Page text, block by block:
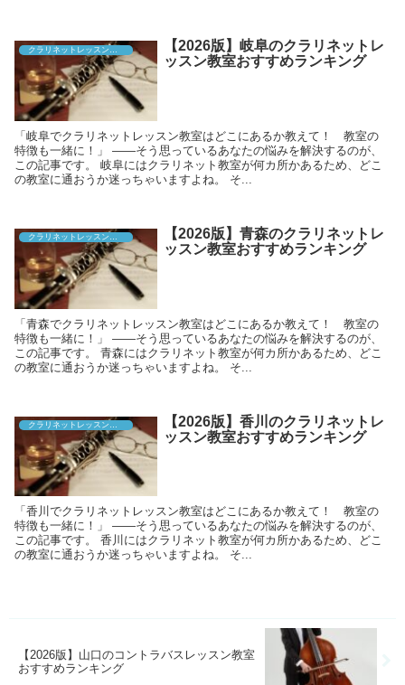
【2026版】岐阜のクラリネットレ
ッスン教室おすすめランキング
「岐阜でクラリネットレッスン教室はどこにあるか教えて！ 教室の
特徴も一緒に！」 ――そう思っているあなたの悩みを解決するのが、
この記事です。 岐阜にはクラリネット教室が何カ所かあるため、どこ
の教室に通おうか迷っちゃいますよね。 そ...
クラリネットレッスン教室
【2026版】青森のクラリネットレ
ッスン教室おすすめランキング
「青森でクラリネットレッスン教室はどこにあるか教えて！ 教室の
特徴も一緒に！」 ――そう思っているあなたの悩みを解決するのが、
この記事です。 青森にはクラリネット教室が何カ所かあるため、どこ
の教室に通おうか迷っちゃいますよね。 そ...
クラリネットレッスン教室
【2026版】香川のクラリネットレ
ッスン教室おすすめランキング
「香川でクラリネットレッスン教室はどこにあるか教えて！ 教室の
特徴も一緒に！」 ――そう思っているあなたの悩みを解決するのが、
この記事です。 香川にはクラリネット教室が何カ所かあるため、どこ
の教室に通おうか迷っちゃいますよね。 そ...
【2026版】山口のコントラバスレッスン教室
おすすめランキング